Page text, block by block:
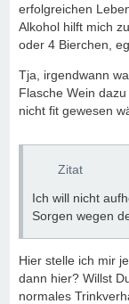
erfolgreichen
Alkohol hilft mich
oder 4 Bierchen,
Tja, irgendwann
Flasche Wein
nicht fit gewesen
Zitat
Ich will nicht
Sorgen wegen
Hier stelle ich mir
dann hier? Willst
normales